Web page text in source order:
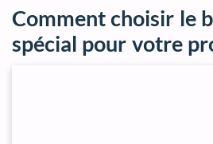
Comment choisir le
spécial pour votre